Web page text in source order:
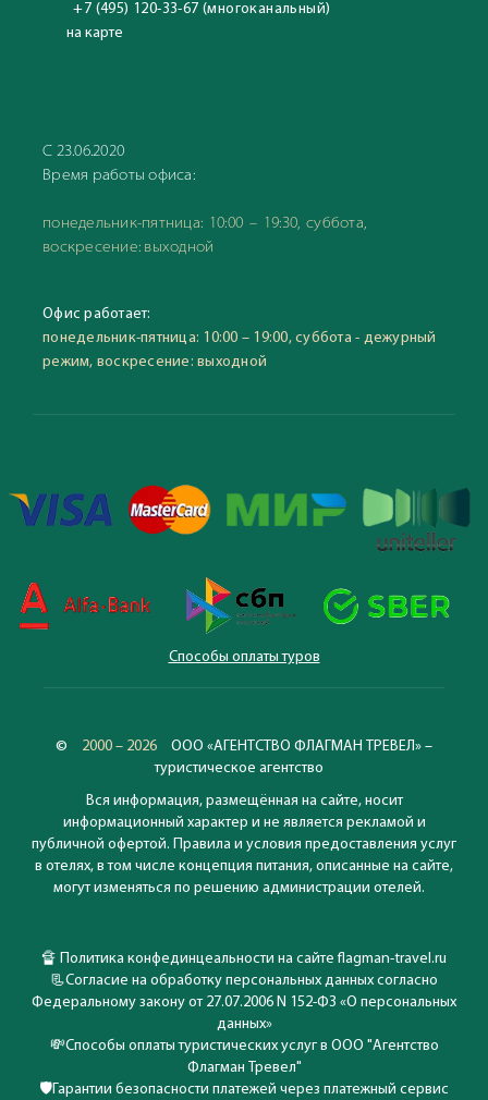
+7 (495) 120-33-67 (многоканальный)
на карте
С 23.06.2020
Время работы офиса:
понедельник-пятница: 10:00 – 19:30, суббота,
воскресение: выходной
Офис работает:
понедельник-пятница: 10:00 – 19:00, суббота - дежурный
режим, воскресение: выходной
Способы оплаты туров
© 2000 – 2026
ООО «АГЕНТСТВО ФЛАГМАН ТРЕВЕЛ» –
туристическое агентство
Вся информация, размещённая на сайте, носит
информационный характер и не является рекламой и
публичной офертой. Правила и условия предоставления услуг
в отелях, в том числе концепция питания, описанные на сайте,
могут изменяться по решению администрации отелей.
🔏 Политика конфединцеальности на сайте flagman-travel.ru
📃Согласие на обработку персональных данных согласно
Федеральному закону от 27.07.2006 N 152-ФЗ «О персональных
данных»
💸Способы оплаты туристических услуг в ООО "Агентство
Флагман Тревел"
🛡️Гарантии безопасности платежей через платежный сервис